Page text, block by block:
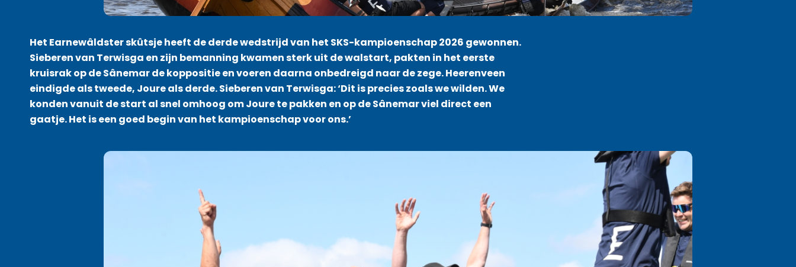
Het Earnewâldster skûtsje heeft de derde wedstrijd van het SKS-kampioenschap 2026 gewonnen.
Sieberen van Terwisga en zijn bemanning kwamen sterk uit de walstart, pakten in het eerste
kruisrak op de Sânemar de koppositie en voeren daarna onbedreigd naar de zege. Heerenveen
eindigde als tweede, Joure als derde. Sieberen van Terwisga: ‘Dit is precies zoals we wilden. We
konden vanuit de start al snel omhoog om Joure te pakken en op de Sânemar viel direct een
gaatje. Het is een goed begin van het kampioenschap voor ons.’